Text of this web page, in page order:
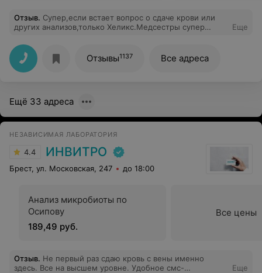
Отзыв. Супер,если встает вопрос о сдаче крови или
других анализов,только Хеликс.Медсестры супер
Ребенку 6 лет ,впервые сдавали кровь из вены.Прошло
все просто замечательно,спасибо мед. персоналу! И за
вкусняшки
Еще
Отзывы1137 Все адреса
Ещё 33 адреса
НЕЗАВИСИМАЯ ЛАБОРАТОРИЯ
4.4 ИНВИТРО
Брест, ул. Московская, 247 до 18:00
Анализ микробиоты по
Осипову
189,49 руб.
Все цены
Отзыв. Не первый раз сдаю кровь с вены именно
здесь. Все на высшем уровне. Удобное смс-
Еще